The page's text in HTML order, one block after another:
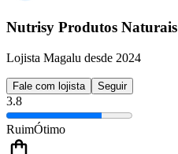
Nutrisy Produtos Naturais
Lojista Magalu desde 2024
Fale com lojista Seguir
3.8
RuimÓtimo